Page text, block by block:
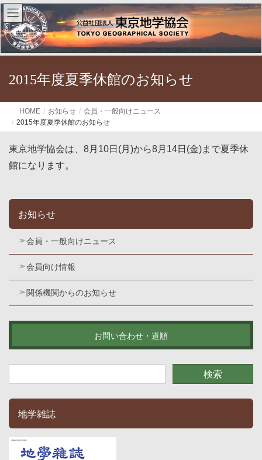
2015年度夏季休館のお知らせ
HOME お知らせ
会員・一般向けニュース
2015年度夏季休館のお知らせ
東京地学協会は、8月10日(月)から8月14日(金)まで夏季休
館になります。
お知らせ
会員・一般向けニュース
会員向け情報
関係機関からのお知らせ
お問い合わせ・道順
地学雑誌